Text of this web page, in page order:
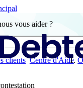
vous aider ?
clients Centre d'Aide